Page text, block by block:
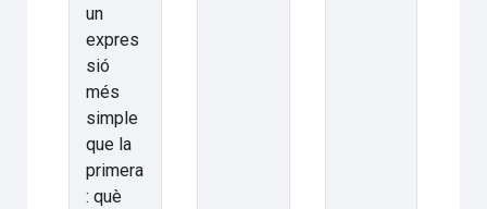
un
expres
sió
més
simple
que la
primera
: què